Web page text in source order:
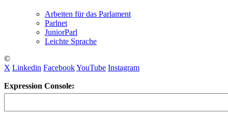
Arbeiten für das Parlament
Parlnet
JuniorParl
Leichte Sprache
©
X Linkedin FacebookYouTube Instagram
Expression Console: